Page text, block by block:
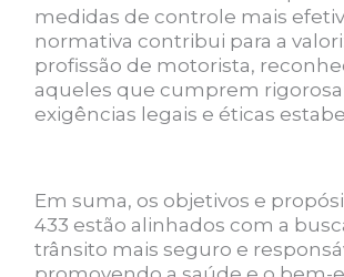
medidas de controle mais
normativa contribui para a
profissão de motorista,
aqueles que cumprem
exigências legais e éticas
Em suma, os objetivos e
433 estão alinhados com a
trânsito mais seguro e